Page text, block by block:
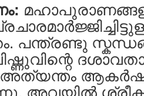
പന്ത്രണ്ടു
അത്യന്തം
അവയില്‍